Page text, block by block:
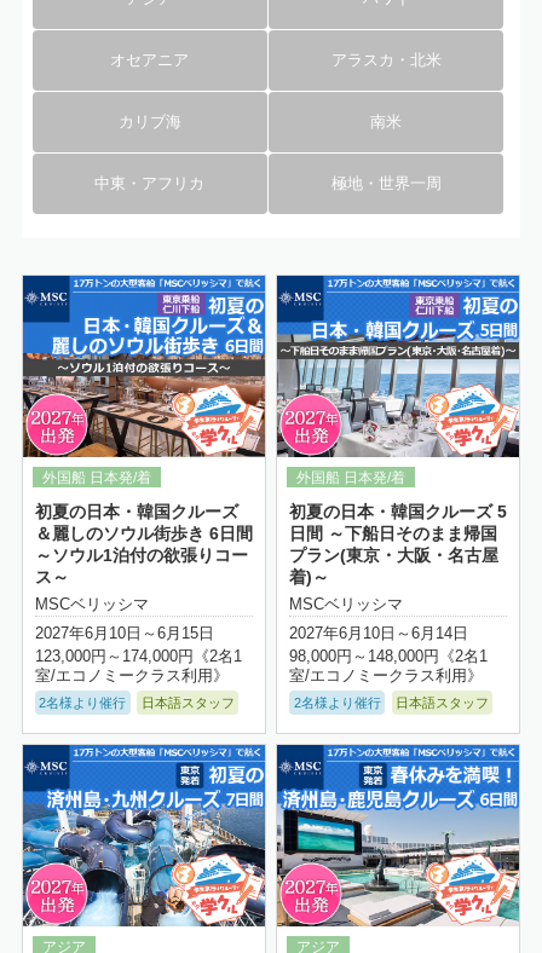
オセアニア アラスカ・北米
カリブ海 南米
中東・アフリカ 極地・世界一周
初夏の日本・韓国クルーズ
＆麗しのソウル街歩き 6日間
～ソウル1泊付の欲張りコー
ス～
MSCベリッシマ
2027年6月10日～6月15日
123,000円～174,000円《2名1
室/エコノミークラス利用》
2名様より催行 日本語スタッフ
初夏の日本・韓国クルーズ 5
日間 ～下船日そのまま帰国
プラン(東京・大阪・名古屋
着)～
MSCベリッシマ
2027年6月10日～6月14日
98,000円～148,000円《2名1
室/エコノミークラス利用》
2名様より催行 日本語スタッフ
詳細はこちら
詳細はこちら